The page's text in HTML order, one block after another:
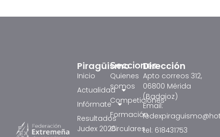
Secciones
Quienes
somos
Competiciones
Formación
Circulares
Piragüismo
Inicio
Actualidad
Infórmate
Resultados
Judex 2026
Dirección
Apto correos 312,
06800 Mérida
(Badajoz)
Email:
tel: 618431753